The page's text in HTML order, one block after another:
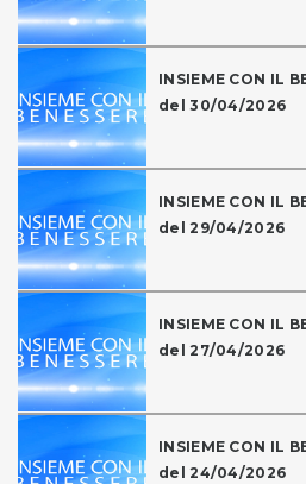
INSIEME CON IL
del 30/04/2026
INSIEME CON IL
del 29/04/2026
INSIEME CON IL
del 27/04/2026
INSIEME CON IL
del 24/04/2026